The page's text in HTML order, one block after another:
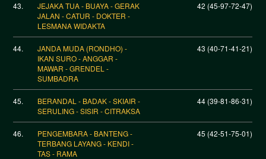
43.
JEJAKA TUA - BUAYA - GERAK
JALAN - CATUR - DOKTER -
LESMANA WIDAKTA
42 (45-97-72-47)
44.
JANDA MUDA (RONDHO) -
IKAN SURO - ANGGAR -
MAWAR - GRENDEL -
SUMBADRA
43 (40-71-41-21)
45.
BERANDAL - BADAK - SKIAIR -
SERULING - SISIR - CITRAKSA
44 (39-81-86-31)
46.
PENGEMBARA - BANTENG -
TERBANG LAYANG - KENDI -
TAS - RAMA
45 (42-51-75-01)